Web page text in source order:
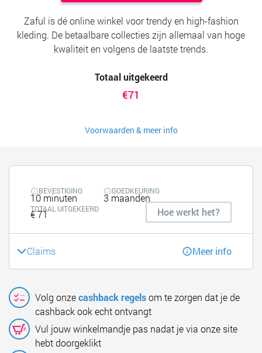
Zaful is dé online winkel voor trendy en high-fashion
kleding. De betaalbare collecties zijn allemaal van hoge
kwaliteit en volgens de laatste trends.
Totaal uitgekeerd
€71
Voorwaarden & meer info
BEVESTIGING
10 minuten
GOEDKEURING
3 maanden
TOTAAL UITGEKEERD
€ 71 Hoe werkt het?
Claims Meer info
Volg onzecashback regelsom te zorgen dat je de
cashback ook echt ontvangt
Vul jouw winkelmandje pas nadat je via onze site
hebt doorgeklikt